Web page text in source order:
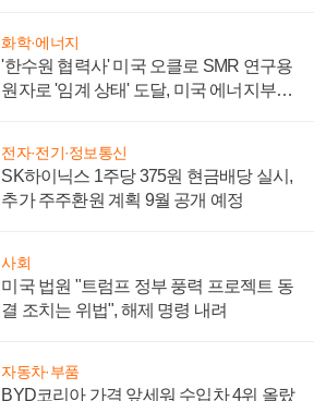
화학·에너지
'한수원 협력사' 미국 오클로 SMR 연구용
원자로 '임계 상태' 도달, 미국 에너지부
전자·전기·정보통신
SK하이닉스 1주당 375원 현금배당 실시,
추가 주주환원 계획 9월 공개 예정
사회
미국 법원 "트럼프 정부 풍력 프로젝트 동
결 조치는 위법", 해제 명령 내려
자동차·부품
BYD코리아 가격 앞세워 수입차 4위 올랐